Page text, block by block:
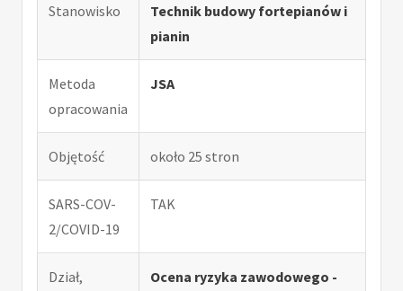
Stanowisko
Technik budowy fortepianów i
pianin
Metoda
opracowania
JSA
Objętość około 25 stron
SARS-COV-
2/COVID-19
TAK
Dział,
Ocena ryzyka zawodowego -